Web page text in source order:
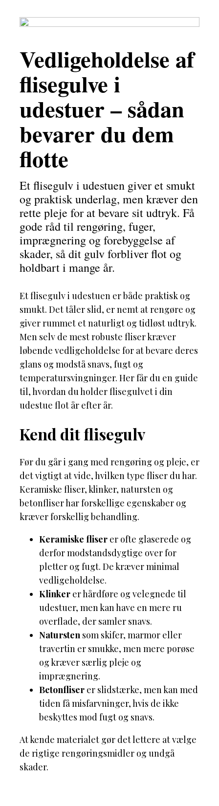
Vedligeholdelse af
flisegulve i
udestuer – sådan
bevarer du dem
flotte
Et flisegulv i udestuen giver et smukt
og praktisk underlag, men kræver den
rette pleje for at bevare sit udtryk. Få
gode råd til rengøring, fuger,
imprægnering og forebyggelse af
skader, så dit gulv forbliver flot og
holdbart i mange år.
Et flisegulv i udestuen er både praktisk og
smukt. Det tåler slid, er nemt at rengøre og
giver rummet et naturligt og tidløst udtryk.
Men selv de mest robuste fliser kræver
løbende vedligeholdelse for at bevare deres
glans og modstå snavs, fugt og
temperatursvingninger. Her får du en guide
til, hvordan du holder flisegulvet i din
udestue flot år efter år.
Kend dit flisegulv
Før du går i gang med rengøring og pleje, er
det vigtigt at vide, hvilken type fliser du har.
Keramiske fliser, klinker, natursten og
betonfliser har forskellige egenskaber og
kræver forskellig behandling.
Keramiske fliser er ofte glaserede og
derfor modstandsdygtige over for
pletter og fugt. De kræver minimal
vedligeholdelse.
Klinker er hårdføre og velegnede til
udestuer, men kan have en mere ru
overflade, der samler snavs.
Natursten som skifer, marmor eller
travertin er smukke, men mere porøse
og kræver særlig pleje og
imprægnering.
Betonfliser er slidstærke, men kan med
tiden få misfarvninger, hvis de ikke
beskyttes mod fugt og snavs.
At kende materialet gør det lettere at vælge
de rigtige rengøringsmidler og undgå
skader.